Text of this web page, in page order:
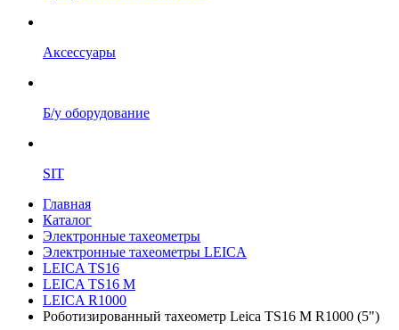
Аксессуары
Б/у оборудование
SIT
Главная
Каталог
Электронные тахеометры
Электронные тахеометры LEICA
LEICA TS16
LEICA TS16 M
LEICA R1000
Роботизированный тахеометр Leica TS16 M R1000 (5")